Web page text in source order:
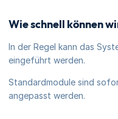
Wie schnell können
In der Regel kann das
eingeführt werden.
Standardmodule sind
angepasst werden.